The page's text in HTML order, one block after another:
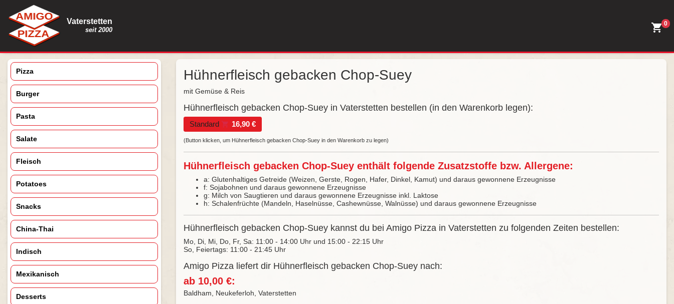
Vaterstetten
seit 2000
0
Pizza
Burger
Pasta
Salate
Fleisch
Potatoes
Snacks
China-Thai
Indisch
Mexikanisch
Desserts
Hühnerfleisch gebacken Chop-Suey
mit Gemüse & Reis
Hühnerfleisch gebacken Chop-Suey in Vaterstetten bestellen (in den Warenkorb legen):
Standard 16,90 €
(Button klicken, um Hühnerfleisch gebacken Chop-Suey in den Warenkorb zu legen)
Hühnerfleisch gebacken Chop-Suey enthält folgende Zusatzstoffe bzw. Allergene:
a: Glutenhaltiges Getreide (Weizen, Gerste, Rogen, Hafer, Dinkel, Kamut) und daraus gewonnene Erzeugnisse
f: Sojabohnen und daraus gewonnene Erzeugnisse
g: Milch von Saugtieren und daraus gewonnene Erzeugnisse inkl. Laktose
h: Schalenfrüchte (Mandeln, Haselnüsse, Cashewnüsse, Walnüsse) und daraus gewonnene Erzeugnisse
Hühnerfleisch gebacken Chop-Suey kannst du bei Amigo Pizza in Vaterstetten zu folgenden Zeiten bestellen:
Mo, Di, Mi, Do, Fr, Sa: 11:00 - 14:00 Uhr und 15:00 - 22:15 Uhr
So, Feiertags: 11:00 - 21:45 Uhr
Amigo Pizza liefert dir Hühnerfleisch gebacken Chop-Suey nach:
ab 10,00 €:
Baldham, Neukeferloh, Vaterstetten